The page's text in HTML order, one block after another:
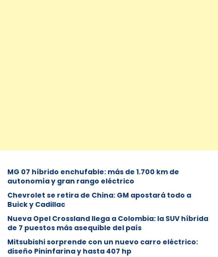
MG 07 híbrido enchufable: más de 1.700 km de
autonomía y gran rango eléctrico
Chevrolet se retira de China: GM apostará todo a
Buick y Cadillac
Nueva Opel Crossland llega a Colombia: la SUV híbrida
de 7 puestos más asequible del país
Mitsubishi sorprende con un nuevo carro eléctrico:
diseño Pininfarina y hasta 407 hp